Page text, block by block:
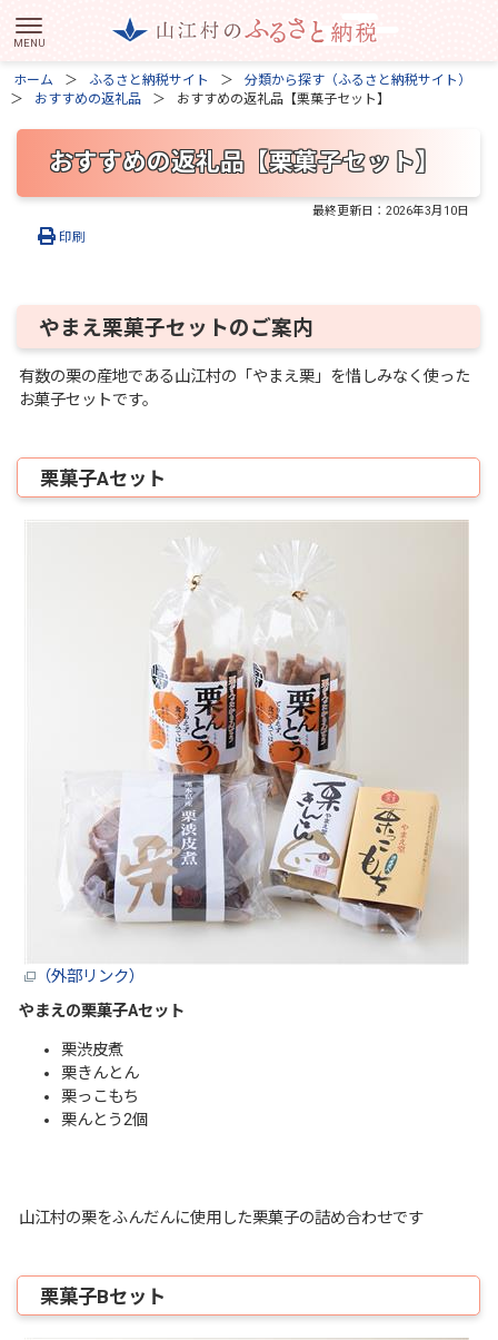
ホーム ふるさと納税サイト
分類から探す（ふるさと納税サイト）
おすすめの返礼品
おすすめの返礼品【栗菓子セット】
おすすめの返礼品【栗菓子セット】
最終更新日：2026年3月10日
印刷
やまえ栗菓子セットのご案内
有数の栗の産地である山江村の「やまえ栗」を惜しみなく使った
お菓子セットです。
栗菓子Aセット
（外部リンク）
やまえの栗菓子Aセット
栗渋皮煮
栗きんとん
栗っこもち
栗んとう2個
山江村の栗をふんだんに使用した栗菓子の詰め合わせです
栗菓子Bセット